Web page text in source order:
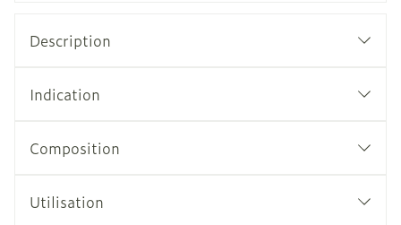
Description
Indication
Composition
Utilisation